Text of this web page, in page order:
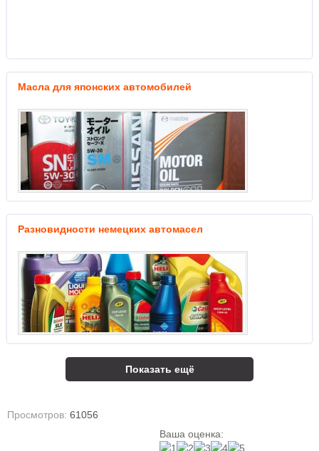
Масла для японских автомобилей
Разновидности немецких автомасел
Показать ещё
Просмотров: 61056
Ваша оценка: